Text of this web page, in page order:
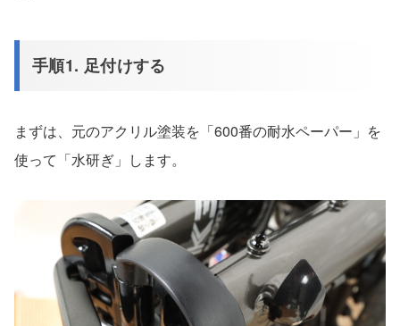
手順1. 足付けする
まずは、元のアクリル塗装を「600番の耐水ペーパー」を
使って「水研ぎ」します。